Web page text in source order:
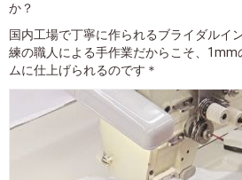
か？
国内工場で丁寧に作られるブライダルイ
練の職人による手作業だからこそ、
ムに仕上げられるのです＊